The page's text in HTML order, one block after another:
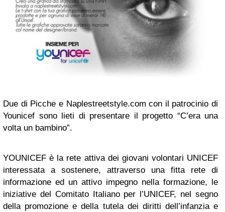
Due di Picche e Naplestreetstyle.com con il patrocinio di
Younicef sono lieti di presentare il progetto “C’era una
volta un bambino”.
YOUNICEF è la rete attiva dei giovani volontari UNICEF
interessata a sostenere, attraverso una fitta rete di
informazione ed un attivo impegno nella formazione, le
iniziative del Comitato Italiano per l’UNICEF, nel segno
della promozione e della tutela dei diritti dell’infanzia e